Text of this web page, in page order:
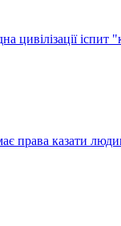
цивілізації
права казати